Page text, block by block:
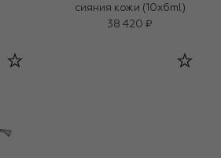
сияния кожи (10x6ml)
38 420 ₽